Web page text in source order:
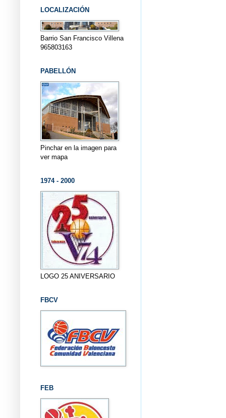
LOCALIZACIÓN
Barrio San Francisco Villena
965803163
PABELLÓN
Pinchar en la imagen para
ver mapa
1974 - 2000
LOGO 25 ANIVERSARIO
FBCV
FEB